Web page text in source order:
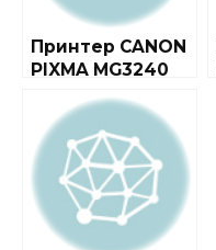
Принтер CANON
PIXMA MG3240